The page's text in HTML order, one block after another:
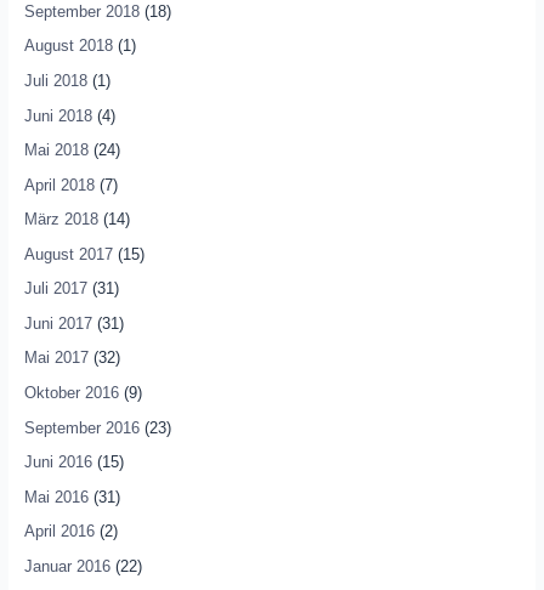
September 2018(18)
August 2018(1)
Juli 2018(1)
Juni 2018(4)
Mai 2018(24)
April 2018(7)
März 2018(14)
August 2017(15)
Juli 2017(31)
Juni 2017(31)
Mai 2017(32)
Oktober 2016(9)
September 2016(23)
Juni 2016(15)
Mai 2016(31)
April 2016(2)
Januar 2016(22)